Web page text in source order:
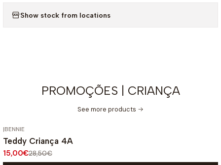
Show stock from locations
PROMOÇÕES | CRIANÇA
See more products
|BENNIE
Teddy Criança 4A
15,00€28,50€